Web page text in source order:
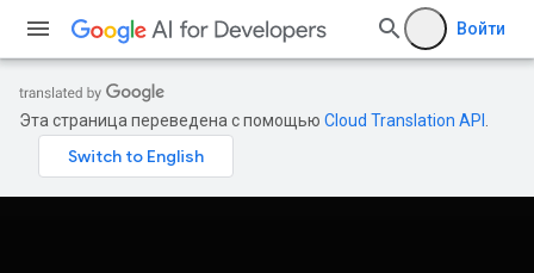
Войти
Эта страница переведена с помощью Cloud Translation API